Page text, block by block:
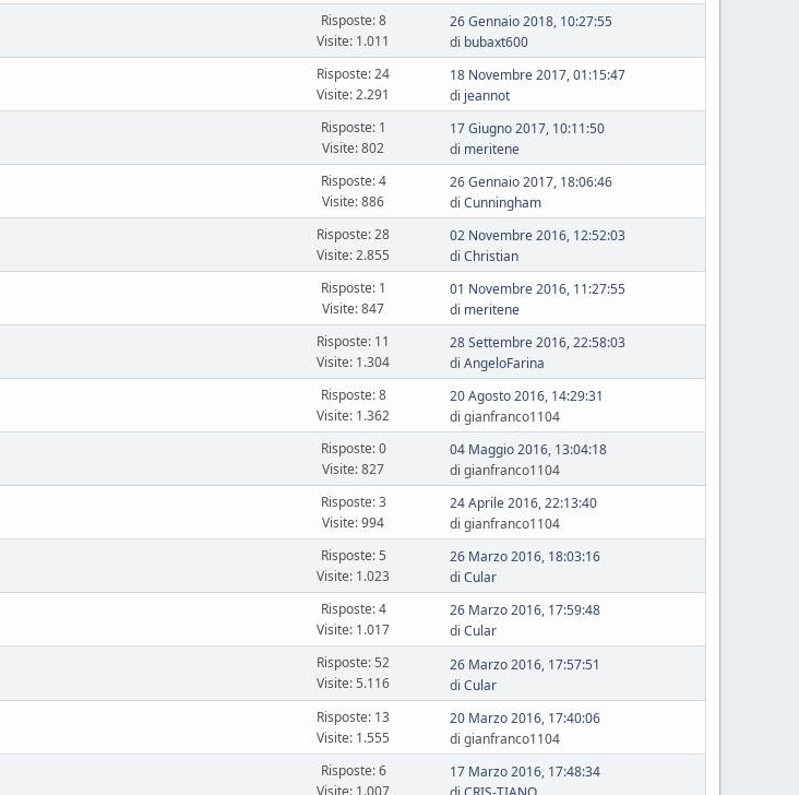
Risposte: 8
Visite: 1.011
26 Gennaio 2018, 10:27:55
di bubaxt600
Risposte: 24
Visite: 2.291
18 Novembre 2017, 01:15:47
di jeannot
Risposte: 1
Visite: 802
17 Giugno 2017, 10:11:50
di meritene
Risposte: 4
Visite: 886
26 Gennaio 2017, 18:06:46
di Cunningham
Risposte: 28
Visite: 2.855
02 Novembre 2016, 12:52:03
di Christian
Risposte: 1
Visite: 847
01 Novembre 2016, 11:27:55
di meritene
Risposte: 11
Visite: 1.304
28 Settembre 2016, 22:58:03
di AngeloFarina
Risposte: 8
Visite: 1.362
20 Agosto 2016, 14:29:31
di gianfranco1104
Risposte: 0
Visite: 827
04 Maggio 2016, 13:04:18
di gianfranco1104
Risposte: 3
Visite: 994
24 Aprile 2016, 22:13:40
di gianfranco1104
Risposte: 5
Visite: 1.023
26 Marzo 2016, 18:03:16
di Cular
Risposte: 4
Visite: 1.017
26 Marzo 2016, 17:59:48
di Cular
Risposte: 52
Visite: 5.116
26 Marzo 2016, 17:57:51
di Cular
Risposte: 13
Visite: 1.555
20 Marzo 2016, 17:40:06
di gianfranco1104
Risposte: 6
Visite: 1.007
17 Marzo 2016, 17:48:34